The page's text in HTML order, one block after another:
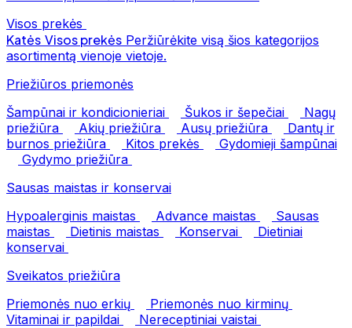
Visos prekės
Katės Visos prekės Peržiūrėkite visą šios kategorijos
asortimentą vienoje vietoje.
Priežiūros priemonės
Šampūnai ir kondicionieriai
Šukos ir šepečiai
Nagų
priežiūra
Akių priežiūra Ausų priežiūra
Dantų ir
burnos priežiūra
Kitos prekės
Gydomieji šampūnai
Gydymo priežiūra
Sausas maistas ir konservai
Hypoalerginis maistas
Advance maistas
Sausas
maistas
Dietinis maistas Konservai
Dietiniai
konservai
Sveikatos priežiūra
Priemonės nuo erkių
Priemonės nuo kirminų
Vitaminai ir papildai
Nereceptiniai vaistai